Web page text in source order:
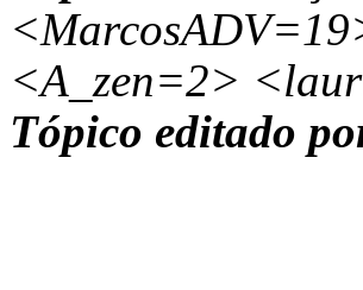
<A_zen=2>
Tópico editado